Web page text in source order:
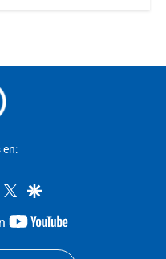
en:
instagram
twittergoogle
youtube-